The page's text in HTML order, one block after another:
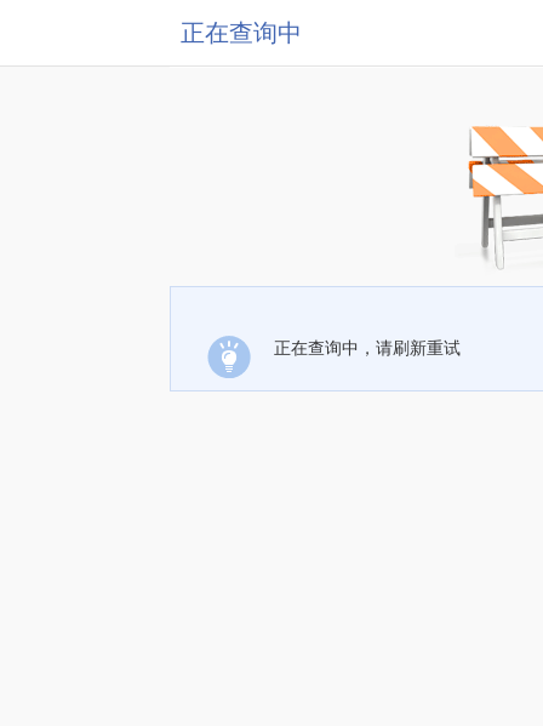
正在查询中
正在查询中，请刷新重试